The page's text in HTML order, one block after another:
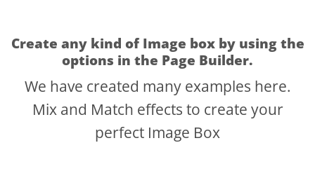
Create any kind of Image box by using the
options in the Page Builder.
We have created many examples here.
Mix and Match effects to create your
perfect Image Box